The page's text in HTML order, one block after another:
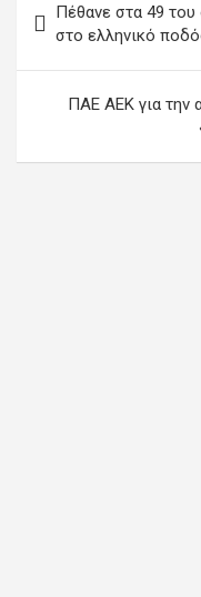
άρθρων
Πέθανε στα 49
στο ελληνικό
ΠΑΕ ΑΕΚ για την